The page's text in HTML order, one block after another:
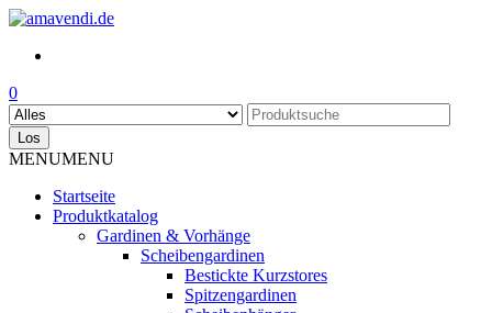
Skip
0
Los
MENUMENU
Startseite
Produktkatalog
Gardinen & Vorhänge
Scheibengardinen
Bestickte Kurzstores
Spitzengardinen